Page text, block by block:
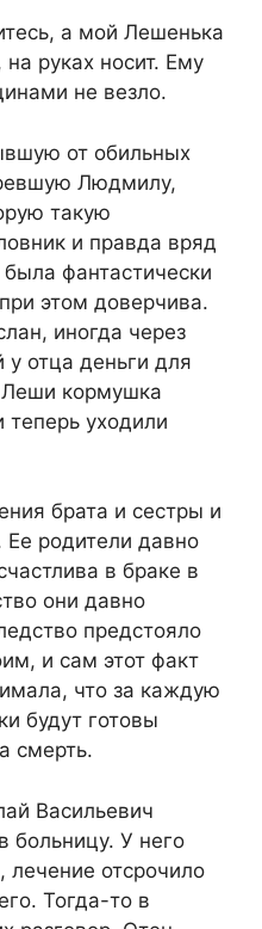
а мой Лешенька
руках носит. Ему
не везло.
от обильных
Людмилу,
такую
и правда вряд
фантастически
этом доверчива.
иногда через
отца деньги для
кормушка
теперь уходили
брата и сестры и
Ее родители давно
в браке в
они давно
предстояло
и сам этот факт
что за каждую
будут готовы
смерть.
Васильевич
больницу. У него
отсрочило
Тогда-то в